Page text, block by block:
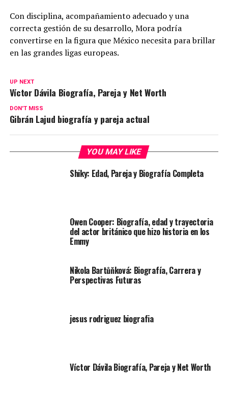
Con disciplina, acompañamiento adecuado y una
correcta gestión de su desarrollo, Mora podría
convertirse en la figura que México necesita para brillar
en las grandes ligas europeas.
UP NEXT
Víctor Dávila Biografía, Pareja y Net Worth
DON'T MISS
Gibrán Lajud biografía y pareja actual
YOU MAY LIKE
Shiky: Edad, Pareja y Biografía Completa
Owen Cooper: Biografía, edad y trayectoria
del actor británico que hizo historia en los
Emmy
Nikola Bartůňková: Biografía, Carrera y
Perspectivas Futuras
jesus rodriguez biografia
Víctor Dávila Biografía, Pareja y Net Worth